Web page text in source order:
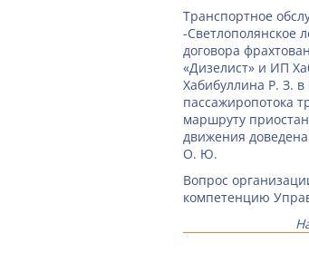
Транспортное
-Светлополянское
договора
«Дизелист» и ИП
Хабибуллина Р. З. в
пассажиропотока
маршруту
движения
О. Ю.
Вопрос
компетенцию